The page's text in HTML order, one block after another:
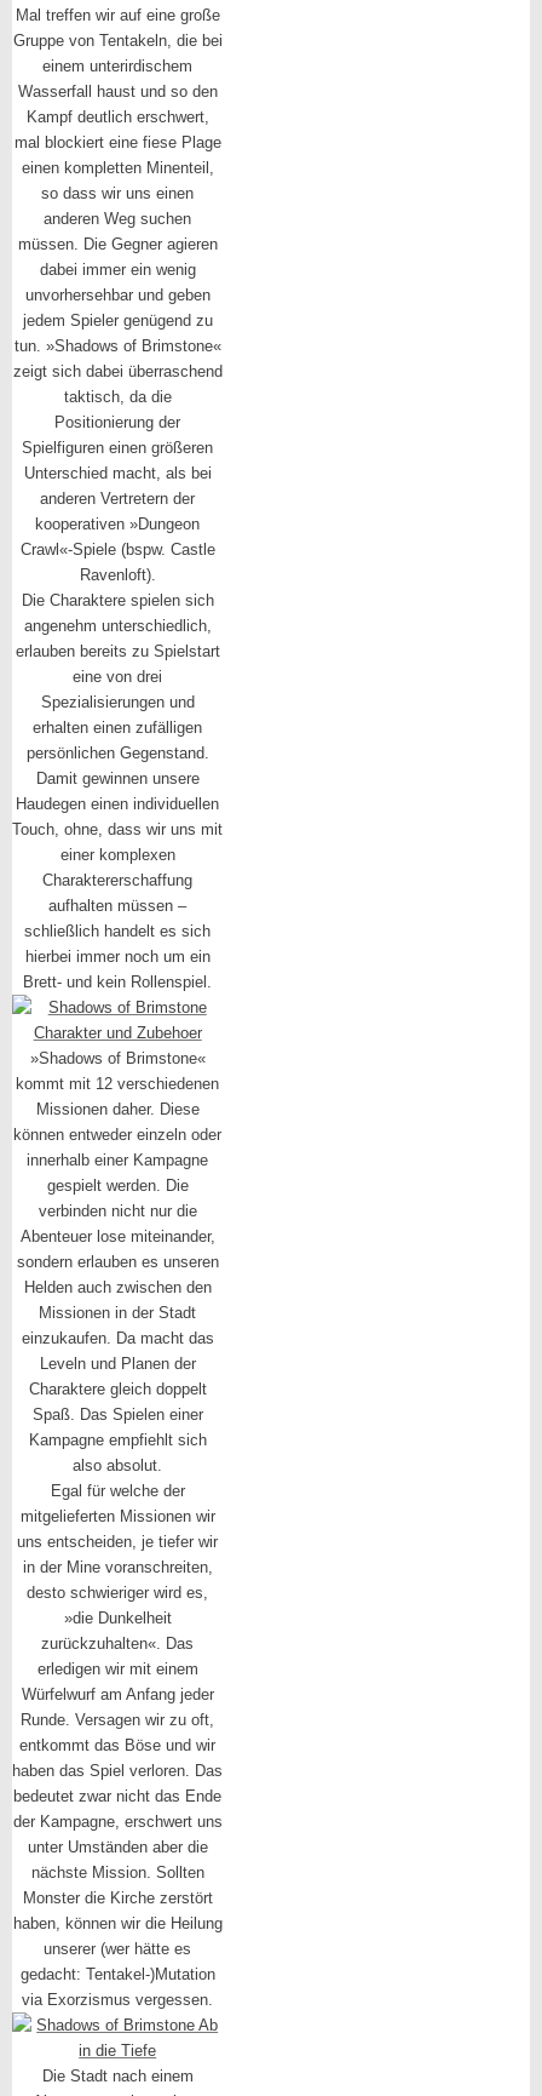
Mal treffen wir auf eine große
Gruppe von Tentakeln, die bei
einem unterirdischem
Wasserfall haust und so den
Kampf deutlich erschwert,
mal blockiert eine fiese Plage
einen kompletten Minenteil,
so dass wir uns einen
anderen Weg suchen
müssen. Die Gegner agieren
dabei immer ein wenig
unvorhersehbar und geben
jedem Spieler genügend zu
tun. »Shadows of Brimstone«
zeigt sich dabei überraschend
taktisch, da die
Positionierung der
Spielfiguren einen größeren
Unterschied macht, als bei
anderen Vertretern der
kooperativen »Dungeon
Crawl«-Spiele (bspw. Castle
Ravenloft).
Die Charaktere spielen sich
angenehm unterschiedlich,
erlauben bereits zu Spielstart
eine von drei
Spezialisierungen und
erhalten einen zufälligen
persönlichen Gegenstand.
Damit gewinnen unsere
Haudegen einen individuellen
Touch, ohne, dass wir uns mit
einer komplexen
Charaktererschaffung
aufhalten müssen –
schließlich handelt es sich
hierbei immer noch um ein
Brett- und kein Rollenspiel.
»Shadows of Brimstone«
kommt mit 12 verschiedenen
Missionen daher. Diese
können entweder einzeln oder
innerhalb einer Kampagne
gespielt werden. Die
verbinden nicht nur die
Abenteuer lose miteinander,
sondern erlauben es unseren
Helden auch zwischen den
Missionen in der Stadt
einzukaufen. Da macht das
Leveln und Planen der
Charaktere gleich doppelt
Spaß. Das Spielen einer
Kampagne empfiehlt sich
also absolut.
Egal für welche der
mitgelieferten Missionen wir
uns entscheiden, je tiefer wir
in der Mine voranschreiten,
desto schwieriger wird es,
»die Dunkelheit
zurückzuhalten«. Das
erledigen wir mit einem
Würfelwurf am Anfang jeder
Runde. Versagen wir zu oft,
entkommt das Böse und wir
haben das Spiel verloren. Das
bedeutet zwar nicht das Ende
der Kampagne, erschwert uns
unter Umständen aber die
nächste Mission. Sollten
Monster die Kirche zerstört
haben, können wir die Heilung
unserer (wer hätte es
gedacht: Tentakel-)Mutation
via Exorzismus vergessen.
Die Stadt nach einem